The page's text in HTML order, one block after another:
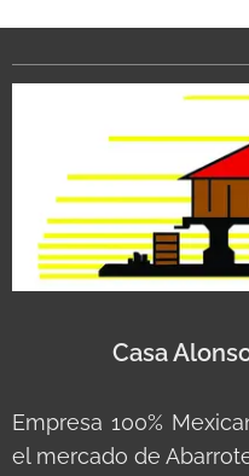
Casa
Empresa 100%
el mercado de